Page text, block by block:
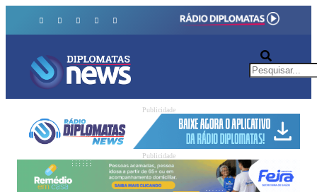
Publicidade
Publicidade